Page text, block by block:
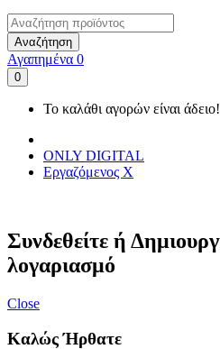
Αναζήτηση
Αγαπημένα 0
0
Το καλάθι αγορών είναι άδειο!
ONLY DIGITAL
Εργαζόμενος Χ
Συνδεθείτε ή
λογαριασμό
Close
Καλώς Ήρθατε